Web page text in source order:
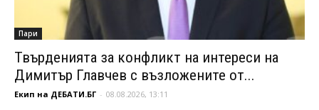
Пари
Твърденията за конфликт на интереси на
Димитър Главчев с възложените от...
Екип на ДЕБАТИ.БГ - 08.08.2026, 13:11